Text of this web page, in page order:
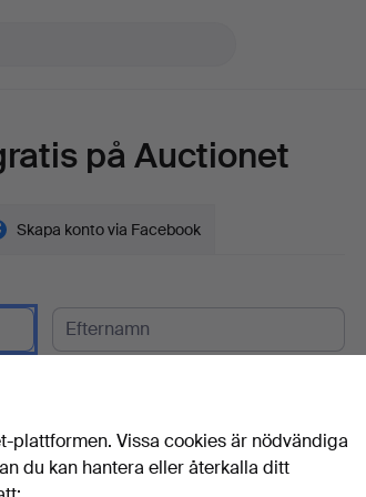
på Auctionet
Skapa konto via Facebook
plattformen. Vissa cookies är nödvändiga
du kan hantera eller återkalla ditt